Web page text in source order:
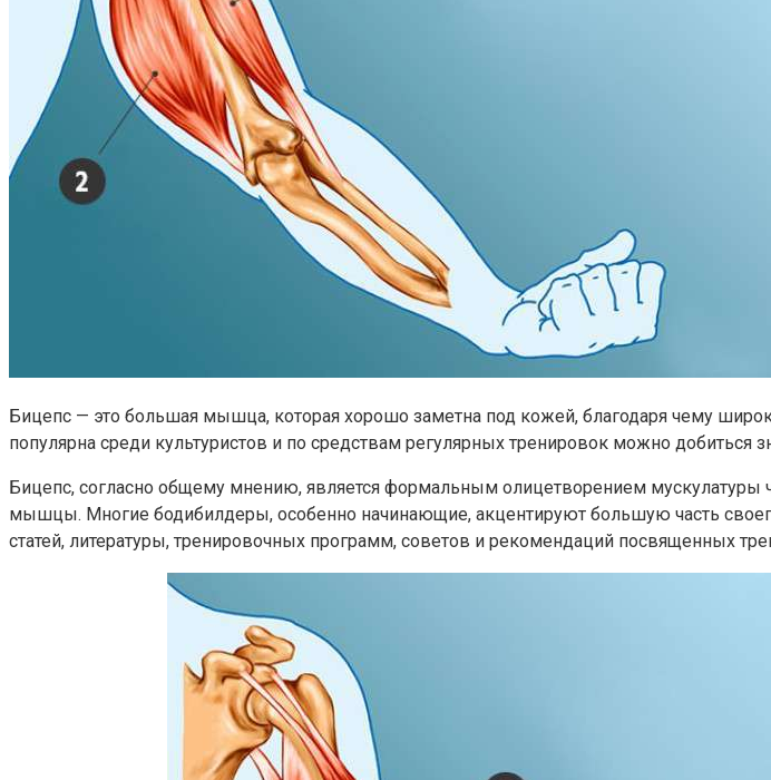
Бицепс — это большая мышца, которая хорошо заметна под кожей, благодаря чему
популярна среди культуристов и по средствам регулярных тренировок можно добиться
Бицепс, согласно общему мнению, является формальным олицетворением мускулатуры
мышцы. Многие бодибилдеры, особенно начинающие, акцентируют большую часть
статей, литературы, тренировочных программ, советов и рекомендаций посвященных